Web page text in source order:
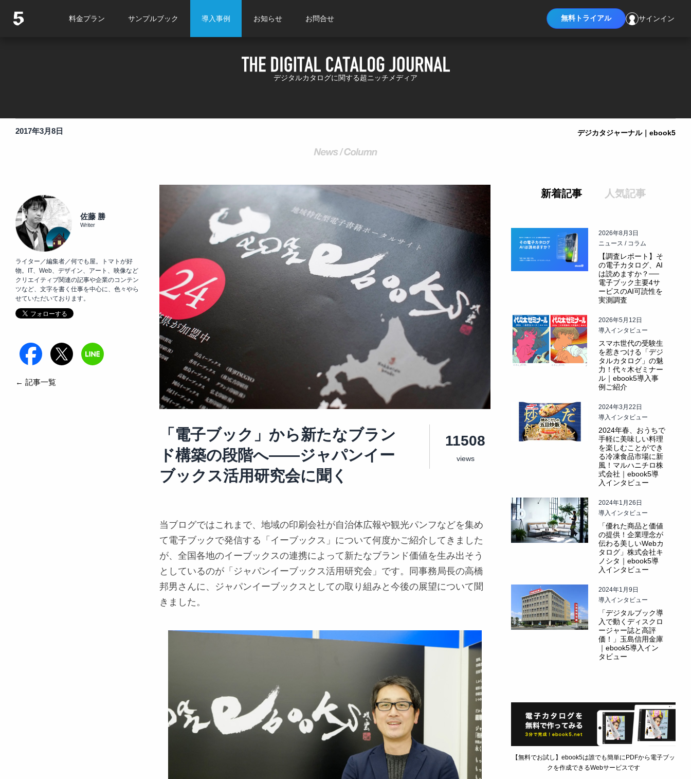
料金プラン サンプルブック 導入事例 お知らせ お問合せ 無料トライアル サインイン
デジタルカタログに関する超ニッチメディア
2017年3月8日 デジカタジャーナル｜ebook5
「電子ブック」から新たなブラン
ド構築の段階へ――ジャパンイー
ブックス活用研究会に聞く
11508
views
当ブログではこれまで、地域の印刷会社が自治体広報や観光パンフなどを集め
て電子ブックで発信する「イーブックス」について何度かご紹介してきました
が、全国各地のイーブックスの連携によって新たなブランド価値を生み出そう
としているのが「ジャパンイーブックス活用研究会」です。同事務局長の高橋
邦男さんに、ジャパンイーブックスとしての取り組みと今後の展望について聞
きました。
佐藤 勝
Writer
ライター／編集者／何でも屋。トマトが好
物。IT、Web、デザイン、アート、映像など
クリエイティブ関連の記事や企業のコンテン
ツなど、文字を書く仕事を中心に、色々やら
せていただいております。
← 記事一覧
新着記事 人気記事
2026年8月3日
ニュース / コラム
【調査レポート】そ
の電子カタログ、AI
は読めますか？──
電子ブック主要4サ
ービスのAI可読性を
実測調査
2026年5月12日
導入インタビュー
スマホ世代の受験生
を惹きつける「デジ
タルカタログ」の魅
力！代々木ゼミナー
ル｜ebook5導入事
例ご紹介
2024年3月22日
導入インタビュー
2024年春、おうちで
手軽に美味しい料理
を楽しむことができ
る冷凍食品市場に新
風！マルハニチロ株
式会社｜ebook5導
入インタビュー
2024年1月26日
導入インタビュー
「優れた商品と価値
の提供！企業理念が
伝わる美しいWebカ
タログ」株式会社キ
ノシタ｜ebook5導
入インタビュー
2024年1月9日
導入インタビュー
「デジタルブック導
入で動くディスクロ
ージャー誌と高評
価！」玉島信用金庫
｜ebook5導入イン
タビュー
【無料でお試し】ebook5は誰でも簡単にPDFから電子ブッ
クを作成できるWebサービスです